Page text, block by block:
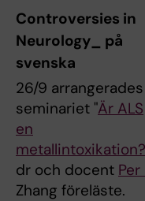
Controversies in
Neurology_ på
svenska
26/9 arrangerades
seminariet "Är ALS
en
metallintoxikation?
dr och docent Per
Zhang föreläste.